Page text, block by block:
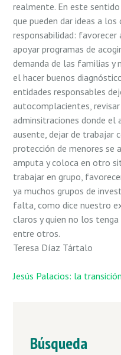
realmente. En este
que pueden dar ideas a
responsabilidad: favorecer
apoyar programas de
demanda de las familias y
el hacer buenos
entidades responsables
autocomplacientes,
adminsitraciones donde el
ausente, dejar de trabajar
protección de menores se
amputa y coloca en otro
trabajar en grupo,
ya muchos grupos de
falta, como dice nuestro
claros y quien no los
entre otros.
Teresa Díaz Tártalo
Jesús Palacios: la
Búsqueda